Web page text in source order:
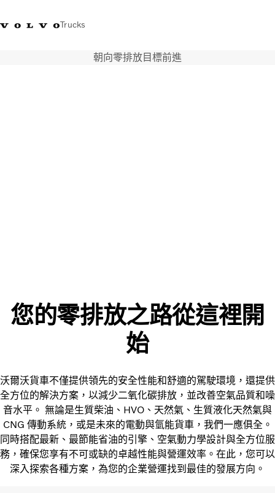
Trucks
售服專線 3713 1788Volvo Trucks 商店
朝向零排放目標前進
您的零排放之路從這裡開
始
沃爾沃貨車不僅提供領先的安全性能和舒適的駕駛環境，還提供
全方位的解決方案，以減少二氧化碳排放，並改善空氣品質和噪
音水平。 無論是生質柴油、HVO、天然氣、生質液化天然氣與
CNG 傳動系統，或是未來的電動與氫能貨車，我們一應俱全。
同時搭配最新、最節能省油的引擎、空氣動力學設計與全方位服
務，確保您享有不可或缺的卓越性能與營運效率。在此，您可以
深入探索各種方案，為您的企業營運找到最佳的發展方向。